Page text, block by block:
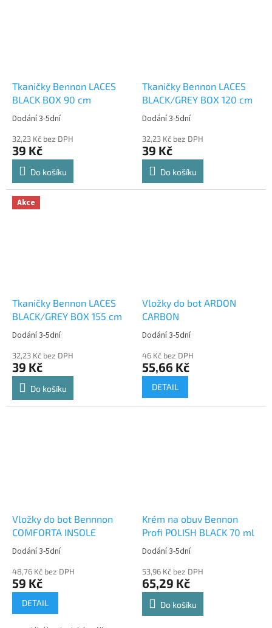
Tkaničky Bennon LACES
BLACK BOX 90 cm
Dodání 3-5dní
32,23 Kč bez DPH
39 Kč
Do košíku
Tkaničky Bennon LACES
BLACK/GREY BOX 120 cm
Dodání 3-5dní
32,23 Kč bez DPH
39 Kč
Do košíku
Akce
Tkaničky Bennon LACES
BLACK/GREY BOX 155 cm
Dodání 3-5dní
32,23 Kč bez DPH
39 Kč
Do košíku
Vložky do bot ARDON
CARBON
Dodání 3-5dní
46 Kč bez DPH
55,66 Kč
DETAIL
Vložky do bot Bennnon
COMFORTA INSOLE
Dodání 3-5dní
48,76 Kč bez DPH
59 Kč
DETAIL
Krém na obuv Bennon
Profi POLISH BLACK 70 ml
Dodání 3-5dní
53,96 Kč bez DPH
65,29 Kč
Do košíku